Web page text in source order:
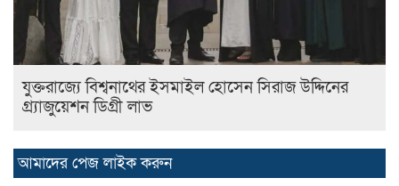
যুক্তরাজ্যে বিশ্বনাথের ইসমাইল হোসেন সিরাজ উদ্দিনের
গ্র্যাজুয়েশন ডিগ্রী লাভ
আমাদের পেজ লাইক করুন